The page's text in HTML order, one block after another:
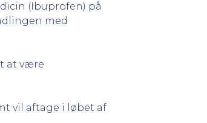
(Ibuprofen) på
med
at være
vil aftage i løbet af